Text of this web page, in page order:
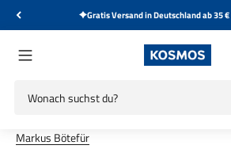
Zum Inhalt springenGratis Versand in Deutschland ab 35
Menü KOSMOS Verlag
Markus Bötefür